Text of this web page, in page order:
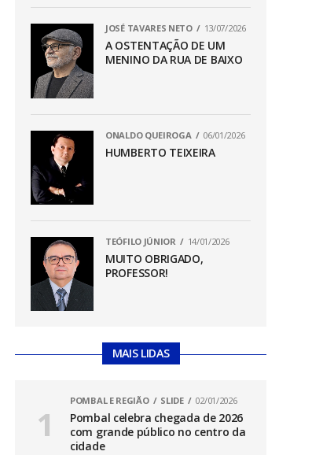
JOSÉ TAVARES NETO 13/07/2026
A OSTENTAÇÃO DE UM
MENINO DA RUA DE BAIXO
ONALDO QUEIROGA 06/01/2026
HUMBERTO TEIXEIRA
TEÓFILO JÚNIOR 14/01/2026
MUITO OBRIGADO,
PROFESSOR!
MAIS LIDAS
POMBAL E REGIÃO SLIDE 02/01/2026
Pombal celebra chegada de 2026
com grande público no centro da
cidade